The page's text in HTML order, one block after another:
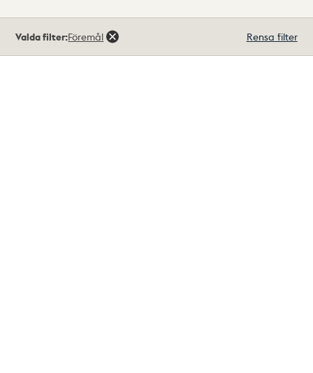
träffar
Valda filter:Föremål Rensa filter